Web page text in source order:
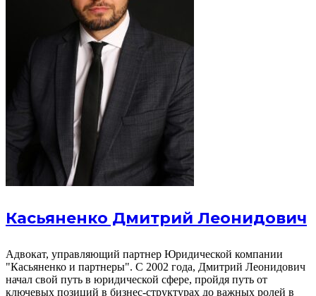
Касьяненко Дмитрий Леонидович
Адвокат, управляющий партнер Юридической компании
"Касьяненко и партнеры". С 2002 года, Дмитрий Леонидович
начал свой путь в юридической сфере, пройдя путь от
ключевых позиций в бизнес-структурах до важных ролей в